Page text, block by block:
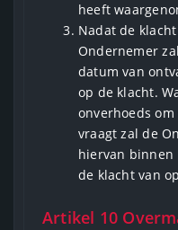
heeft
Nadat de
Ondernemer
datum van
op de klacht.
onverhoeds
vraagt zal de
hiervan binnen
de klacht van
Artikel 10